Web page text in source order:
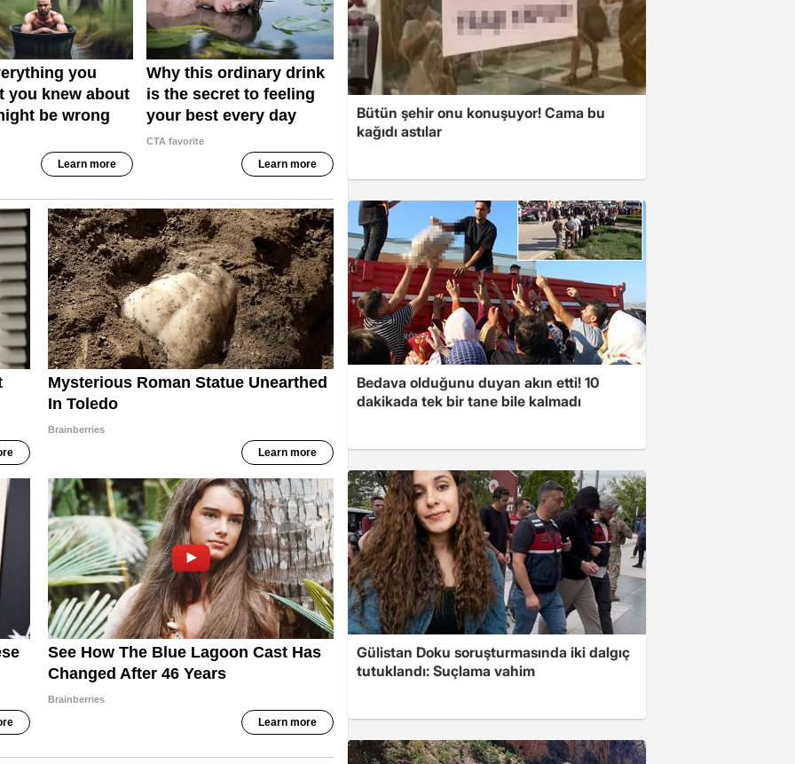
Bütün şehir onu konuşuyor! Cama bu
kağıdı astılar
Bedava olduğunu duyan akın etti! 10
dakikada tek bir tane bile kalmadı
Gülistan Doku soruşturmasında iki dalgıç
tutuklandı: Suçlama vahim